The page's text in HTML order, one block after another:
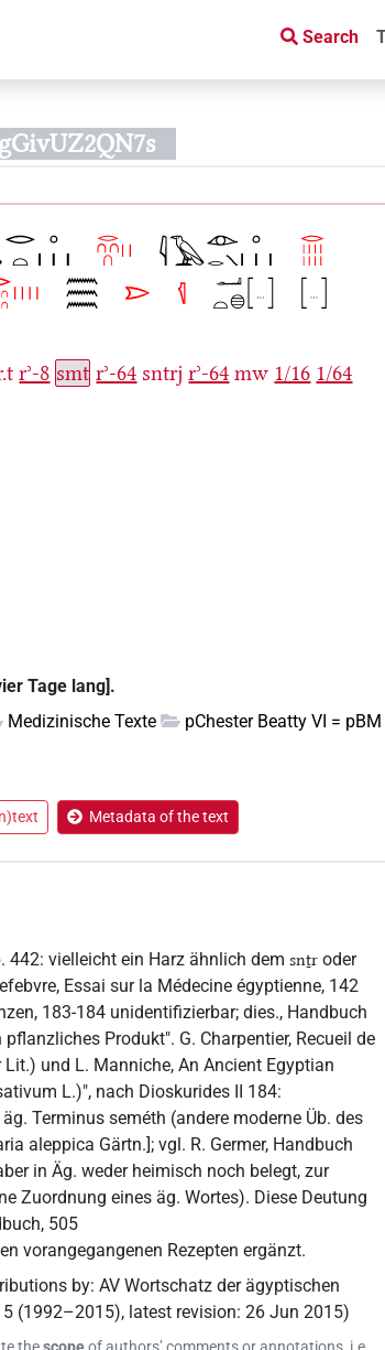
Search
rʾ-8 smt rʾ-64 sntrj rʾ-64 mw 1/16 1/64
Tage lang].
Medizinische Texte
pChester Beatty VI = pBM
Metadata of the text
442: vielleicht ein Harz ähnlich demsnṯr oder
Essai sur la Médecine égyptienne, 142
183-184 unidentifizierbar; dies., Handbuch
Produkt". G. Charpentier, Recueil de
und L. Manniche, An Ancient Egyptian
L.)", nach Dioskurides II 184:
Terminus seméth (andere moderne Üb. des
aleppica Gärtn.]; vgl. R. Germer, Handbuch
in Äg. weder heimisch noch belegt, zur
Zuordnung eines äg. Wortes). Diese Deutung
505
vorangegangenen Rezepten ergänzt.
by:AV Wortschatz der ägyptischen
(1992–2015), latest revision:26 Jun 2015)